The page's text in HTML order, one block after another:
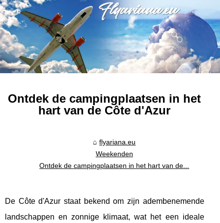
Ontdek de campingplaatsen in het
hart van de Côte d'Azur
flyariana.eu
Weekenden
Ontdek de campingplaatsen in het hart van de...
De Côte d'Azur staat bekend om zijn adembenemende
landschappen en zonnige klimaat, wat het een ideale